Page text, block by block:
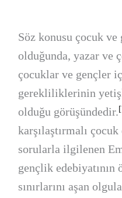
Söz konusu çocuk
olduğunda, yazar ve
çocuklar ve gençler
gerekliliklerinin
olduğu görüşündedir.
karşılaştırmalı
sorularla ilgilenen
gençlik edebiyatının
sınırlarını aşan